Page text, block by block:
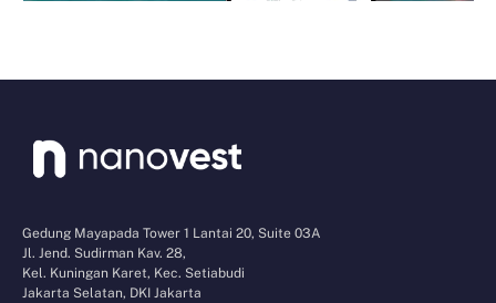
Gedung Mayapada Tower 1 Lantai 20, Suite 03A
Jl. Jend. Sudirman Kav. 28,
Kel. Kuningan Karet, Kec. Setiabudi
Jakarta Selatan, DKI Jakarta